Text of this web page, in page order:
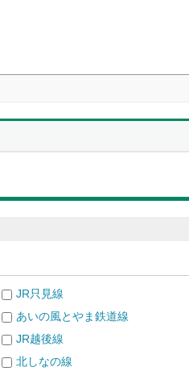
JR只見線
あいの風とやま鉄道線
JR越後線
北しなの線